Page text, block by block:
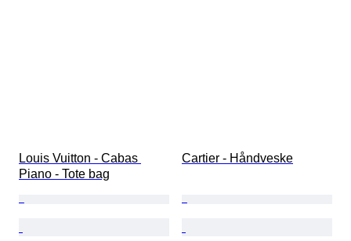
Louis Vuitton - Cabas
Piano - Tote bag
Cartier - Håndveske